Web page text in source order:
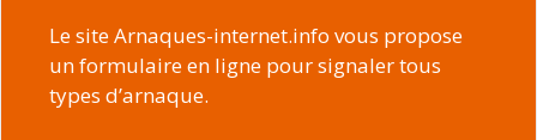
Le site Arnaques-internet.info vous propose
un formulaire en ligne pour signaler tous
types d’arnaque.